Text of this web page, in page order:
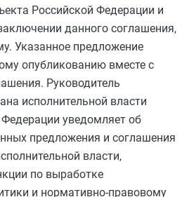
Российской Федерации и
данного соглашения,
Указанное предложение
опубликованию вместе с
Руководитель
исполнительной власти
уведомляет об
предложения и соглашения
власти,
по выработке
и нормативно-правовому